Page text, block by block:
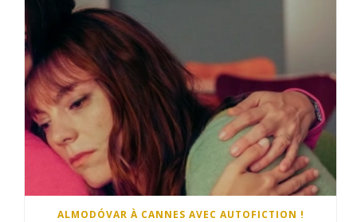
ALMODÓVAR À CANNES AVEC AUTOFICTION !